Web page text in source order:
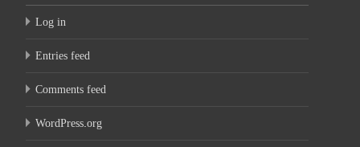
Log in
Entries feed
Comments feed
WordPress.org